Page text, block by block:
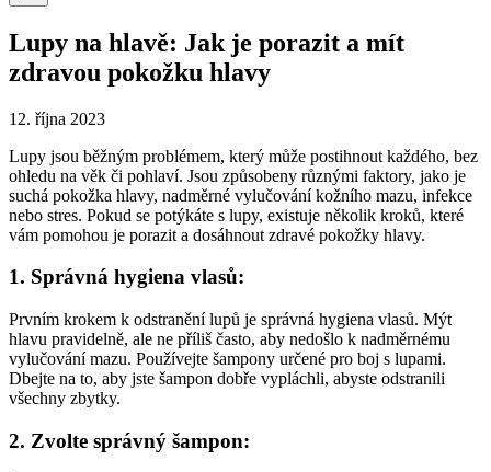
Lupy na hlavě: Jak je porazit a mít
zdravou pokožku hlavy
12. října 2023
Lupy jsou běžným problémem, který může postihnout každého, bez
ohledu na věk či pohlaví. Jsou způsobeny různými faktory, jako je
suchá pokožka hlavy, nadměrné vylučování kožního mazu, infekce
nebo stres. Pokud se potýkáte s lupy, existuje několik kroků, které
vám pomohou je porazit a dosáhnout zdravé pokožky hlavy.
1. Správná hygiena vlasů:
Prvním krokem k odstranění lupů je správná hygiena vlasů. Mýt
hlavu pravidelně, ale ne příliš často, aby nedošlo k nadměrnému
vylučování mazu. Používejte šampony určené pro boj s lupami.
Dbejte na to, aby jste šampon dobře vypláchli, abyste odstranili
všechny zbytky.
2. Zvolte správný šampon: